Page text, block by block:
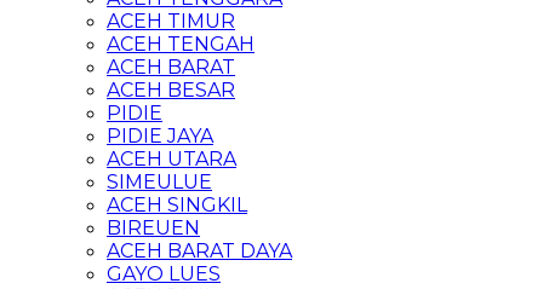
ACEH TIMUR
ACEH TENGAH
ACEH BARAT
ACEH BESAR
PIDIE
PIDIE JAYA
ACEH UTARA
SIMEULUE
ACEH SINGKIL
BIREUEN
ACEH BARAT DAYA
GAYO LUES